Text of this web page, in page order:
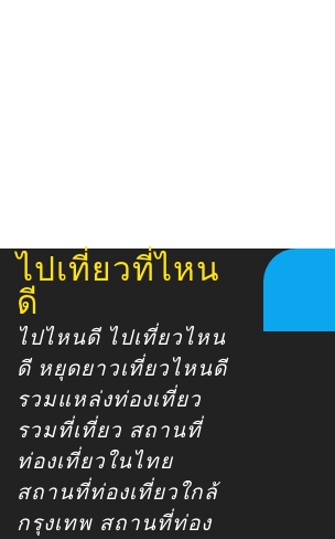
Skip
content
ไปเที่ยวที่ไหน
ดี
ไปไหนดี ไปเที่ยวไหน
ดี หยุดยาวเที่ยวไหนดี
รวมแหล่งท่องเที่ยว
รวมที่เที่ยว สถานที่
ท่องเที่ยวในไทย
สถานที่ท่องเที่ยวใกล้
กรุงเทพ สถานที่ท่อง